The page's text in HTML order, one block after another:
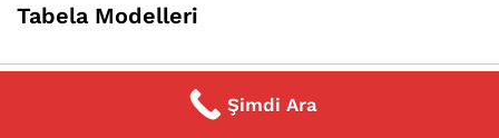
Tabela Modelleri
Category Search
Şimdi Ara